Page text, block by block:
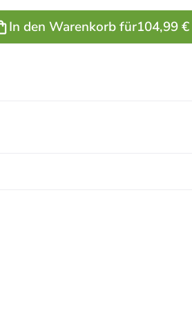
In den Warenkorb für104,99 €